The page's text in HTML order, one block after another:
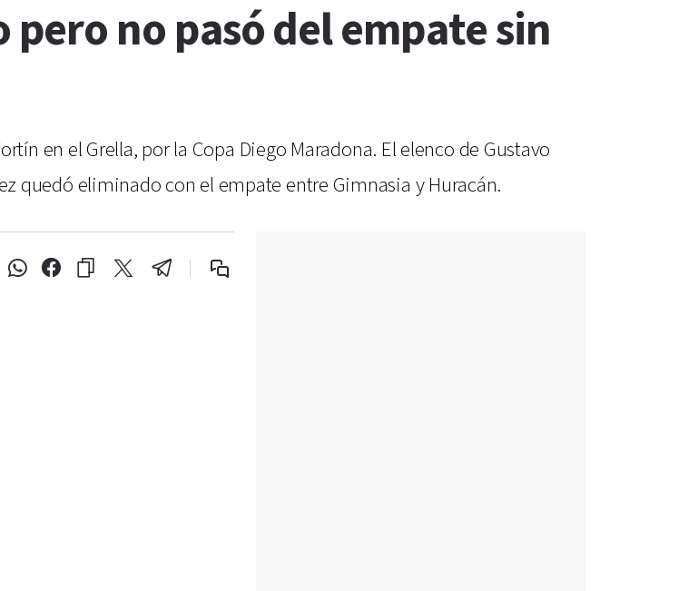
no pasó del empate sin
en el Grella, por la Copa Diego Maradona. El elenco de Gustavo
quedó eliminado con el empate entre Gimnasia y Huracán.